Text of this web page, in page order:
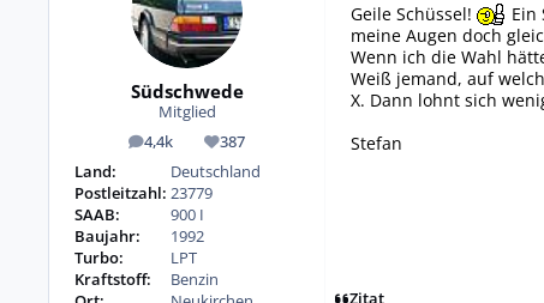
Südschwede
Mitglied
4,4k
Beiträge 387
Reputation
Land:
Deutschland
Postleitzahl: 23779
SAAB:
900 I
Baujahr:
1992
Turbo:
LPT
Kraftstoff:
Benzin
Geile Schüssel!
Ein
meine Augen doch
Wenn ich die Wahl
Weiß jemand, auf
X. Dann lohnt sich
Stefan